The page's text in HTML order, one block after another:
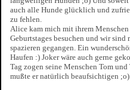
auch alle Hunde glücklich und
zu fehlen.
Alice kam mich mit ihrem
Geburtstages besuchen und wir
spazieren gegangen. Ein
Haufen :) Joker wäre auch gerne
Tag zogen seine Menschen Tom
mußte er natürlich beaufsichtigen ;o)